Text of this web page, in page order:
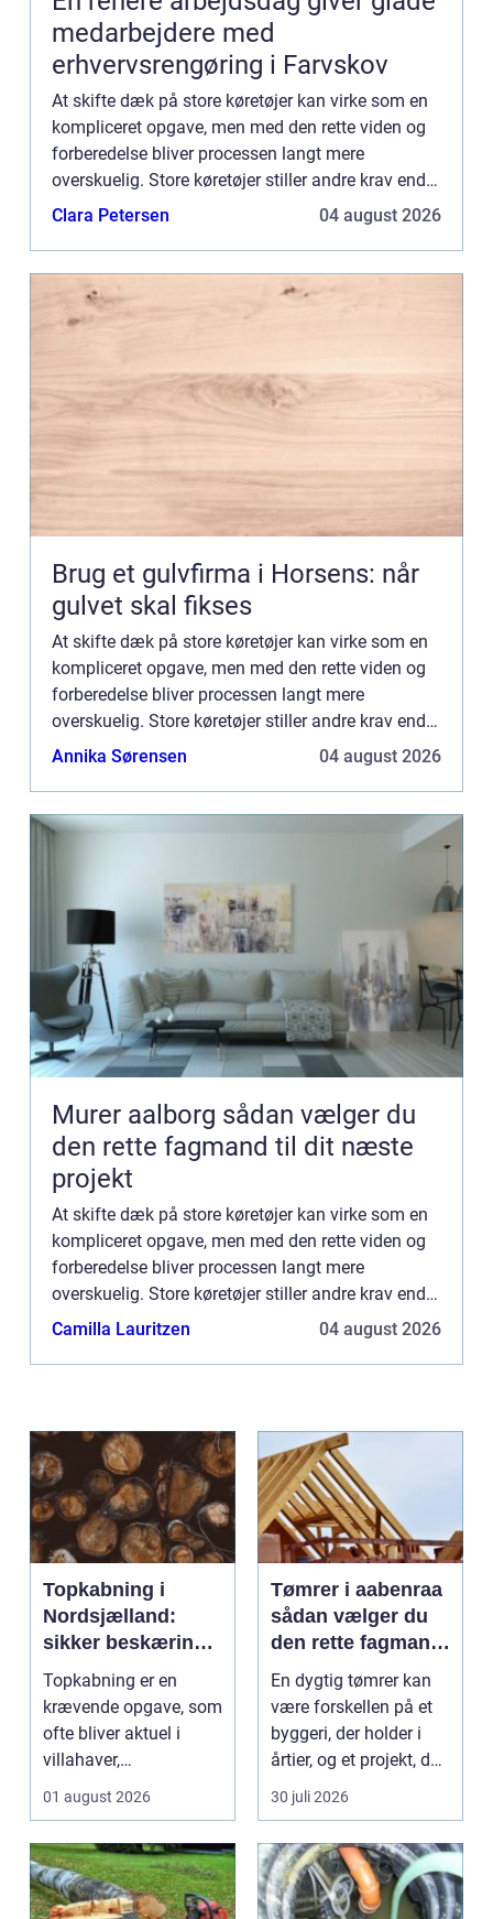
medarbejdere med
erhvervsrengøring i Farvskov
At skifte dæk på store køretøjer kan virke som en
kompliceret opgave, men med den rette viden og
forberedelse bliver processen langt mere
overskuelig. Store køretøjer stiller andre krav end
almindelige personbi...
Clara Petersen 04 august 2026
Brug et gulvfirma i Horsens: når
gulvet skal fikses
At skifte dæk på store køretøjer kan virke som en
kompliceret opgave, men med den rette viden og
forberedelse bliver processen langt mere
overskuelig. Store køretøjer stiller andre krav end
almindelige personbi...
Annika Sørensen 04 august 2026
Murer aalborg sådan vælger du
den rette fagmand til dit næste
projekt
At skifte dæk på store køretøjer kan virke som en
kompliceret opgave, men med den rette viden og
forberedelse bliver processen langt mere
overskuelig. Store køretøjer stiller andre krav end
almindelige personbi...
Camilla Lauritzen 04 august 2026
Topkabning i
Nordsjælland:
sikker beskæring
af store træer
Topkabning er en
krævende opgave, som
ofte bliver aktuel i
villahaver,
01 august 2026
Tømrer i aabenraa
sådan vælger du
den rette fagmand
til dit projekt
En dygtig tømrer kan
være forskellen på et
byggeri, der holder i
årtier, og et projekt, der
hurtigt ...
30 juli 2026